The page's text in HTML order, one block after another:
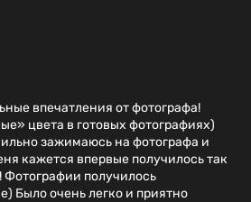
впечатления от фотографа!
цвета в готовых фотографиях)
зажимаюсь на фотографа и
кажется впервые получилось так
Фотографии получилось
Было очень легко и приятно